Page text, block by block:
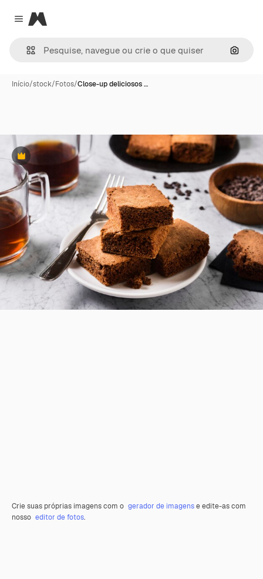
Close menu
Magnific
Início/stock/Fotos/Close-up deliciosos …
Premium
Crie suas próprias imagens com o gerador de imagense edite-as com
nosso editor de fotos.